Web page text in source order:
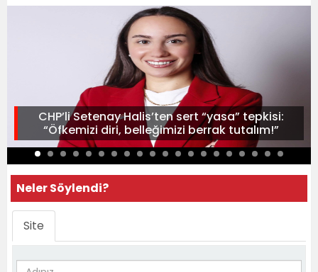
CHP’li Setenay Halis’ten sert “yasa” tepkisi:
“Öfkemizi diri, belleğimizi berrak tutalım!”
Neler Söylendi?
Site